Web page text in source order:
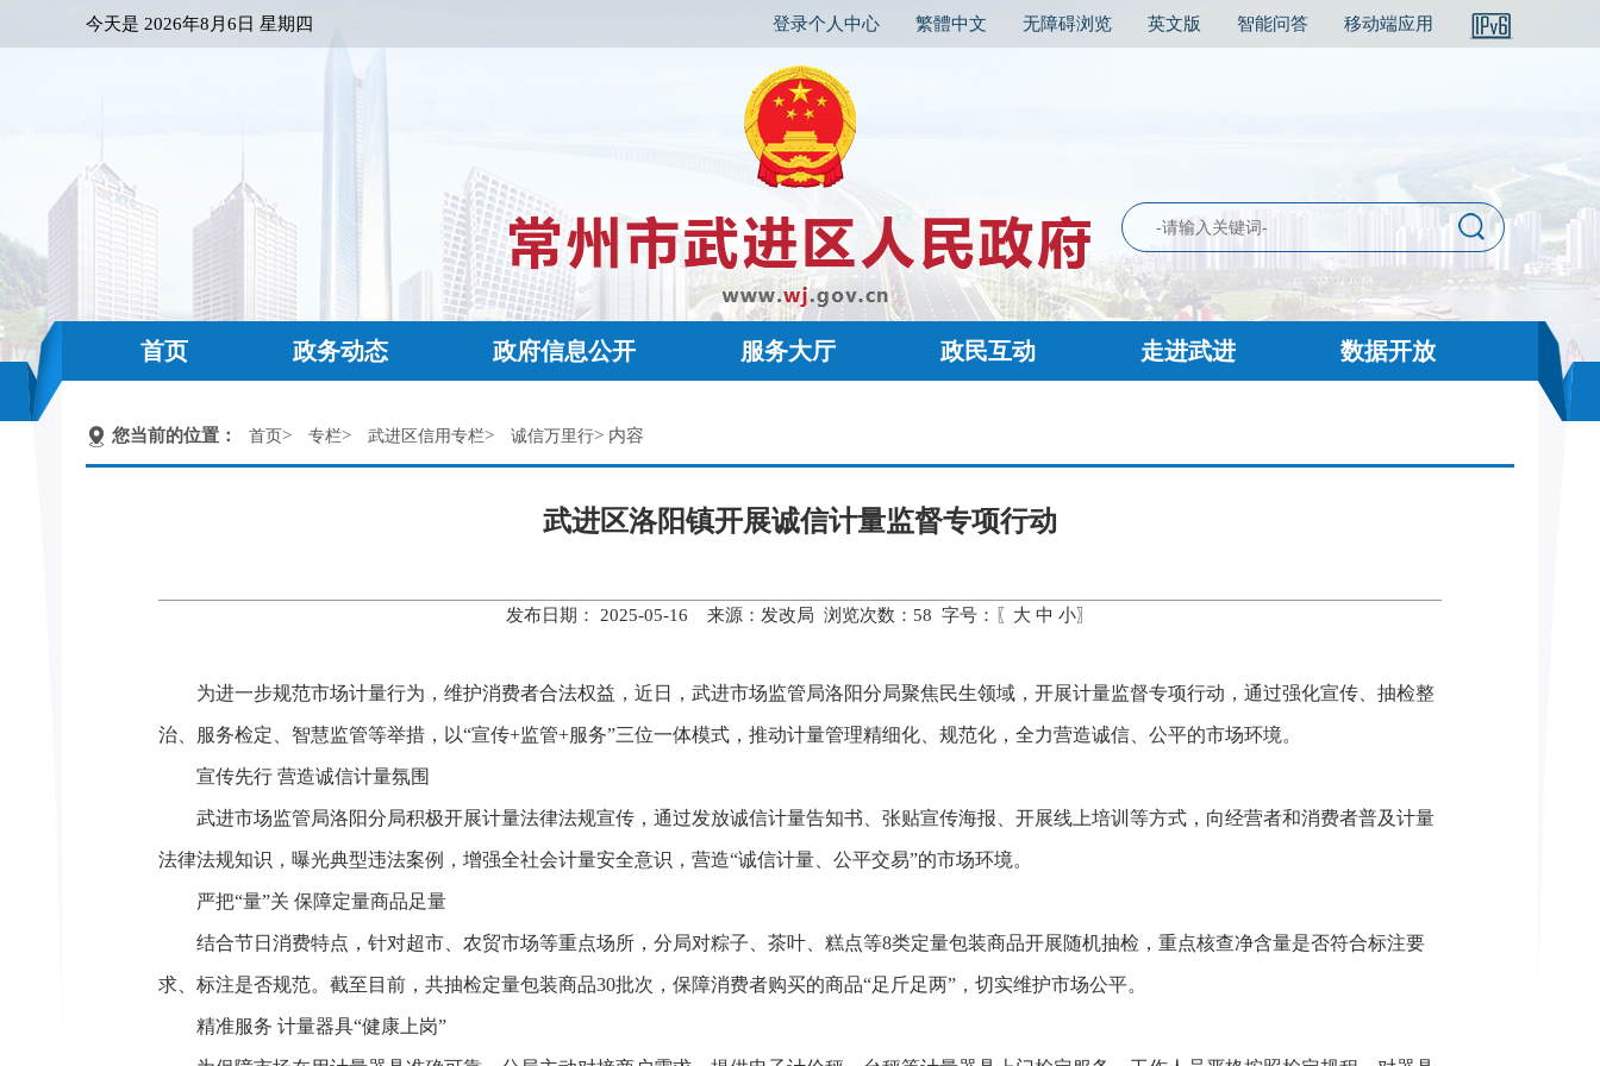
今天是 2026年8月6日 星期四 登录个人中心 繁體中文 无障碍浏览 英文版 智能问答 移动端应用
首页 政务动态 政府信息公开 服务大厅 政民互动 走进武进 数据开放
您当前的位置： 首页> 专栏> 武进区信用专栏> 诚信万里行> 内容
武进区洛阳镇开展诚信计量监督专项行动
发布日期： 2025-05-16 来源：发改局 浏览次数： 58 字号：〖 大 中 小〗
为进一步规范市场计量行为，维护消费者合法权益，近日，武进市场监管局洛阳分局聚焦民生领域，开展计量监督专项行动，通过强化宣传、抽检整
治、服务检定、智慧监管等举措，以“宣传+监管+服务”三位一体模式，推动计量管理精细化、规范化，全力营造诚信、公平的市场环境。
宣传先行 营造诚信计量氛围
武进市场监管局洛阳分局积极开展计量法律法规宣传，通过发放诚信计量告知书、张贴宣传海报、开展线上培训等方式，向经营者和消费者普及计量
法律法规知识，曝光典型违法案例，增强全社会计量安全意识，营造“诚信计量、公平交易”的市场环境。
严把“量”关 保障定量商品足量
结合节日消费特点，针对超市、农贸市场等重点场所，分局对粽子、茶叶、糕点等8类定量包装商品开展随机抽检，重点核查净含量是否符合标注要
求、标注是否规范。截至目前，共抽检定量包装商品30批次，保障消费者购买的商品“足斤足两”，切实维护市场公平。
精准服务 计量器具“健康上岗”